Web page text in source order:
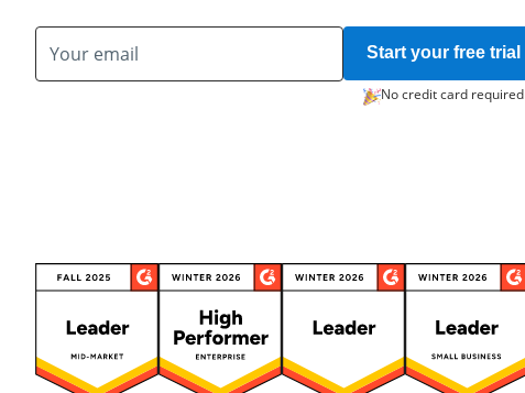
Start your free trial
No credit card required